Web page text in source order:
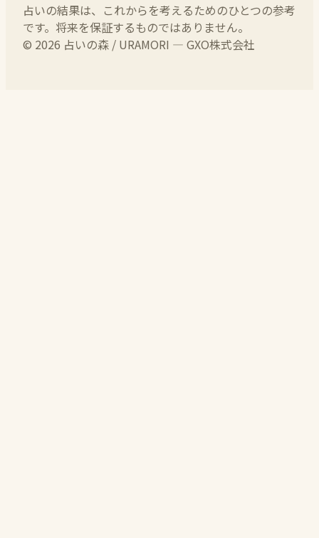
占いの結果は、これからを考えるためのひとつの参考
です。将来を保証するものではありません。
© 2026 占いの森 / URAMORI — GXO株式会社